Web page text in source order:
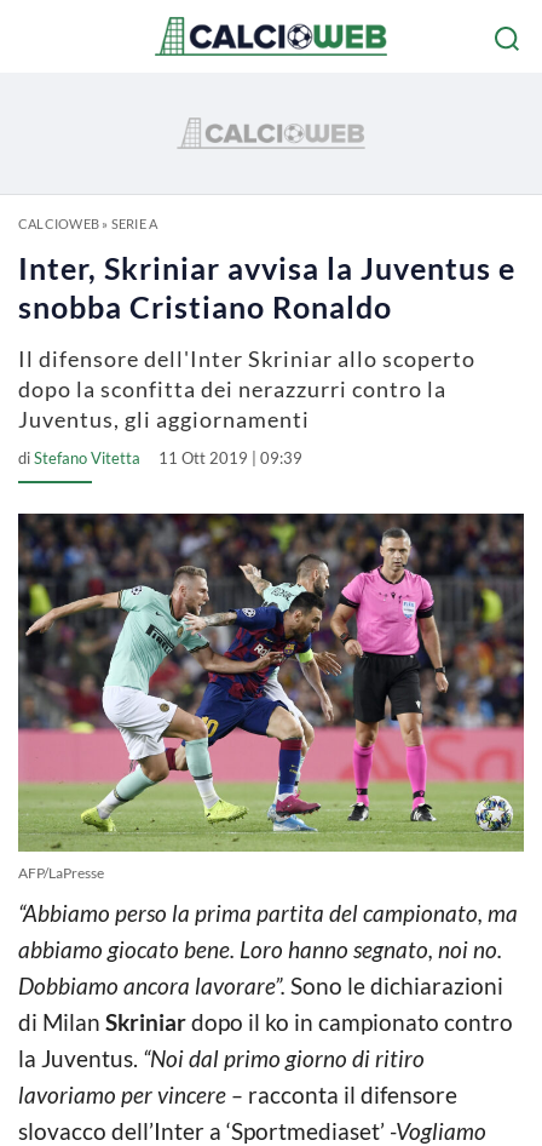
CALCIOWEB» SERIE A
Inter, Skriniar avvisa la Juventus e
snobba Cristiano Ronaldo
Il difensore dell'Inter Skriniar allo scoperto
dopo la sconfitta dei nerazzurri contro la
Juventus, gli aggiornamenti
diStefano Vitetta 11 Ott 2019 | 09:39
AFP/LaPresse
“Abbiamo perso la prima partita del campionato, ma
abbiamo giocato bene. Loro hanno segnato, noi no.
Dobbiamo ancora lavorare”. Sono le dichiarazioni
di Milan Skriniardopo il ko in campionato contro
la Juventus. “Noi dal primo giorno di ritiro
lavoriamo per vincere – racconta il difensore
slovacco dell’Inter a ‘Sportmediaset’ -Vogliamo